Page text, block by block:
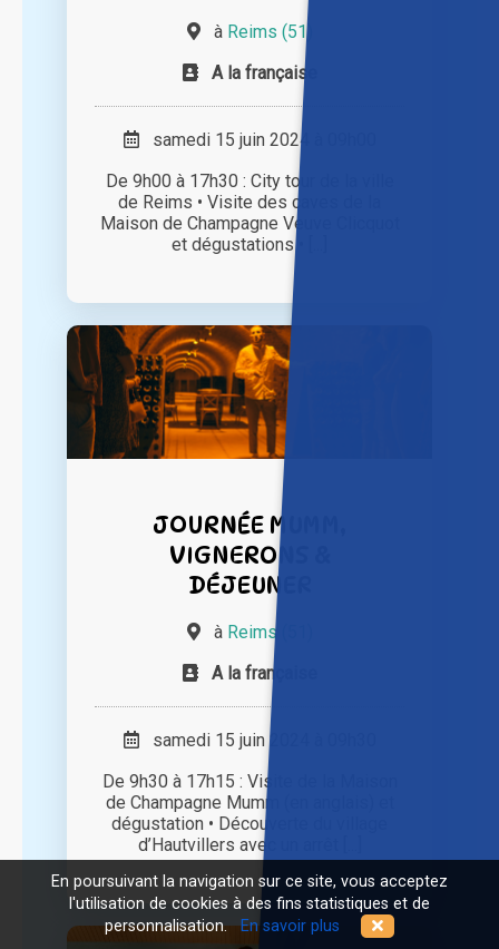
à Reims (51)
A la française
samedi 15 juin 2024 à 09h00
De 9h00 à 17h30 : City tour de la ville
de Reims • Visite des caves de la
Maison de Champagne Veuve Clicquot
et dégustations • [...]
JOURNÉE MUMM,
VIGNERONS &
DÉJEUNER
à Reims (51)
A la française
samedi 15 juin 2024 à 09h30
De 9h30 à 17h15 : Visite de la Maison
de Champagne Mumm (en anglais) et
dégustation • Découverte du village
d’Hautvillers avec un arrêt [...]
En poursuivant la navigation sur ce site, vous acceptez
l'utilisation de cookies à des fins statistiques et de
personnalisation.En savoir plus